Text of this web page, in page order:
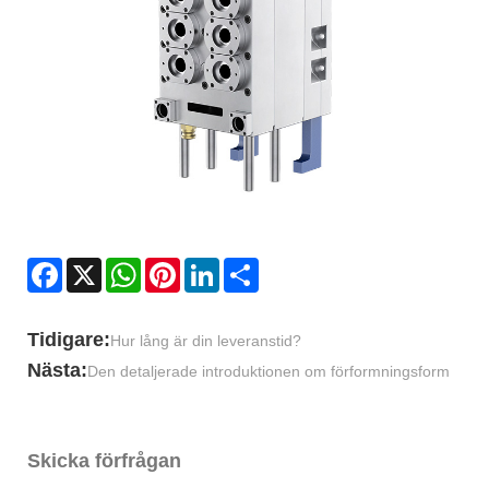
Facebook
X WhatsAppPinterestLinkedIn
Tidigare:Hur lång är din leveranstid?
Nästa:Den detaljerade introduktionen om förformningsform
Skicka förfrågan